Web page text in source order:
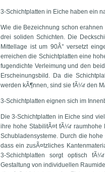
3-Schichtplatten in Eiche haben ein
Wie die Bezeichnung schon
drei soliden Schichten. Die
Mittellage ist um 90Â° versetzt
erreichen die Schichtplatten eine
fugendichte Verleimung und den
Erscheinungsbild. Da die
werden kÃ¶nnen, sind sie fÃ¼r den
3-Schichtplatten eignen sich im
Die 3-Schichtplatten in Eiche sind
ihre hohe StabilitÃ¤t fÃ¼r raumhohe
Schubladensysteme. Durch die
dass ein zusÃ¤tzliches
3-Schichtplatten sorgt optisch
Gestaltung von individuellen